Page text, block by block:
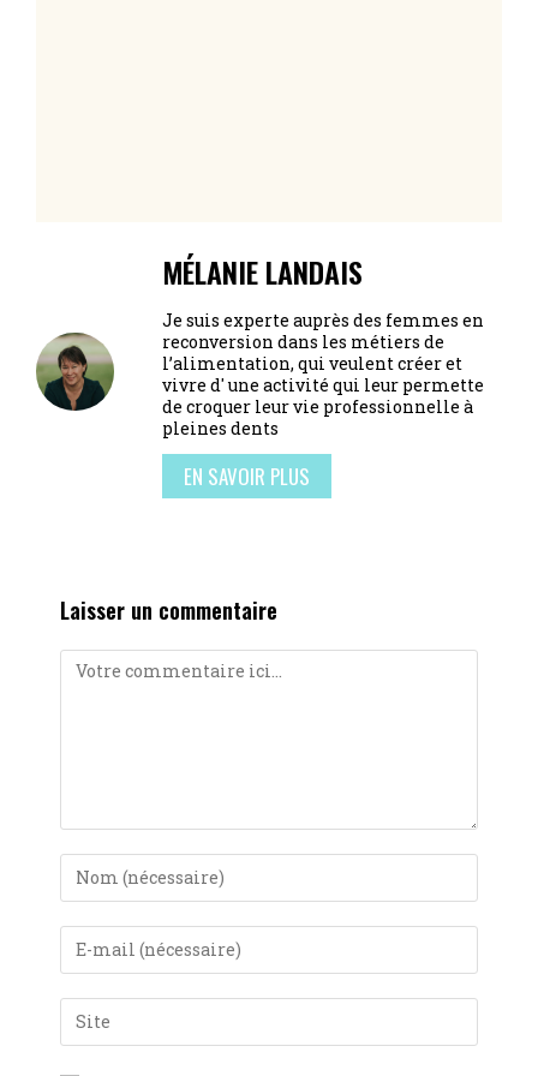
MÉLANIE LANDAIS
Je suis experte auprès des femmes en
reconversion dans les métiers de
l’alimentation, qui veulent créer et
vivre d' une activité qui leur permette
de croquer leur vie professionnelle à
pleines dents
EN SAVOIR PLUS
Laisser un commentaire